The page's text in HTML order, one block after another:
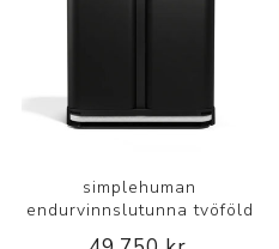
simplehuman
endurvinnslutunna tvöföld